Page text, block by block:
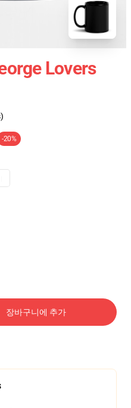
Lovers
-20%
장바구니에 추가